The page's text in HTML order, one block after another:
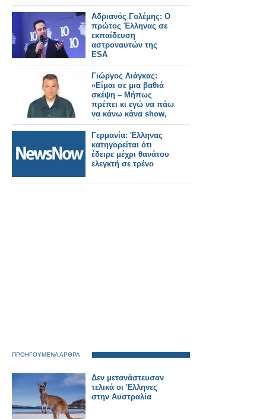
Αδριανός Γολέμης: Ο
πρώτος Έλληνας σε
εκπαίδευση
αστροναυτών της
ESA
Γιώργος Λιάγκας:
«Είμαι σε μια βαθιά
σκέψη – Mήπως
πρέπει κι εγώ να πάω
να κάνω κάνα show,
κάποιες late night…»
Γερμανία: Έλληνας
κατηγορείται ότι
έδειρε μέχρι θανάτου
ελεγκτή σε τρένο
ΠΡΟΗΓΟΥΜΕΝΑ ΑΡΘΡΑ
Δεν μετανάστευσαν
τελικά οι Έλληνες
στην Αυστραλία